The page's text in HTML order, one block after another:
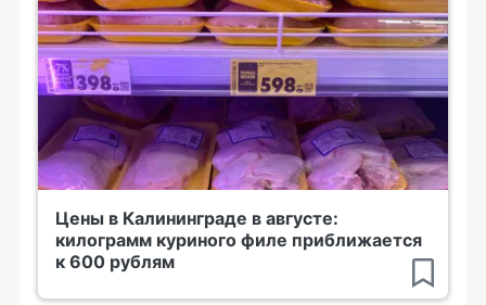
Цены в Калининграде в августе:
килограмм куриного филе приближается
к 600 рублям